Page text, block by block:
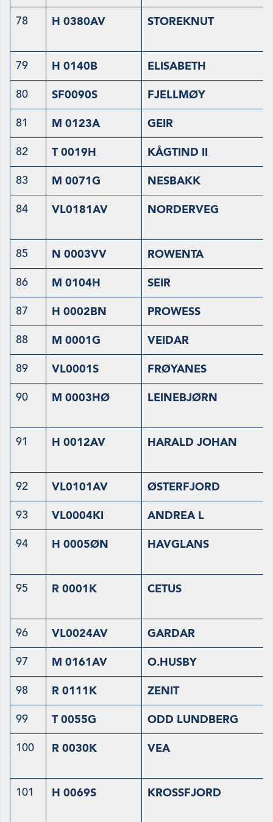
78 H 0380AV STOREKNUT
79 H 0140B ELISABETH
80 SF0090S FJELLMØY
81 M 0123A GEIR
82 T 0019H KÅGTIND II
83 M 0071G NESBAKK
84 VL0181AV NORDERVEG
85 N 0003VV ROWENTA
86 M 0104H SEIR
87 H 0002BN PROWESS
88 M 0001G VEIDAR
89 VL0001S FRØYANES
90 M 0003HØ LEINEBJØRN
91 H 0012AV HARALD JOHAN
92 VL0101AV ØSTERFJORD
93 VL0004KI ANDREA L
94 H 0005ØN HAVGLANS
95 R 0001K CETUS
96 VL0024AV GARDAR
97 M 0161AV O.HUSBY
98 R 0111K ZENIT
99 T 0055G ODD LUNDBERG
100 R 0030K VEA
101 H 0069S KROSSFJORD